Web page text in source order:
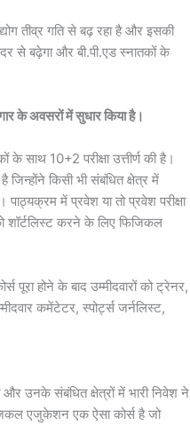
तीव्र गति से बढ़ रहा है और इसकी
से बढ़ेगा और बी.पी.एड स्नातकों के
के अवसरों में सुधार किया है।
साथ 10+2 परीक्षा उत्तीर्ण की है।
किसी भी संबंधित क्षेत्र में
में प्रवेश या तो प्रवेश परीक्षा
शॉर्टलिस्ट करने के लिए फिजिकल
पूरा होने के बाद उम्मीदवारों को ट्रेनर,
कमेंटेटर, स्पोर्ट्स जर्नलिस्ट,
उनके संबंधित क्षेत्रों में भारी निवेश ने
एजुकेशन एक ऐसा कोर्स है जो